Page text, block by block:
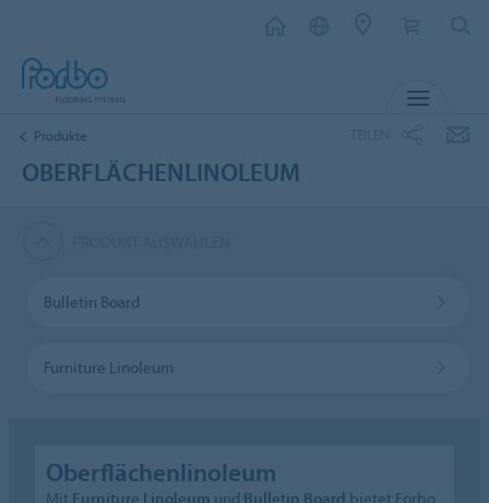
Produkte
OBERFLÄCHENLINOLEUM
Bulletin Board
Furniture Linoleum
Oberflächenlinoleum
Mit Furniture Linoleum und Bulletin Board bietet Forbo